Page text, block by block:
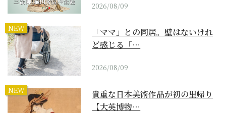
2026/08/09
NEW
「ママ」との同居。壁はないけれ
ど感じる「…
2026/08/09
NEW
貴重な日本美術作品が初の里帰り
【大英博物…